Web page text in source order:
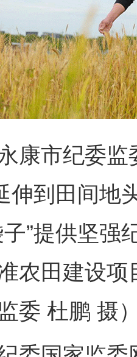
市纪委监
伸到田间
子”提供坚
农田建设
委 杜鹏 摄